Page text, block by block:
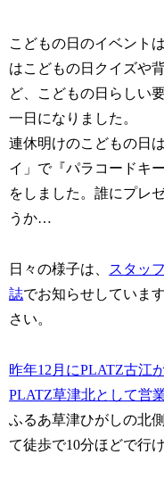
こどもの日のイベント
はこどもの日クイズや
ど、こどもの日らしい
一日になりました。
連休明けのこどもの日
イ」で『パラコードキ
をしました。誰にプレ
うか…
日々の様子は、
スタッ
誌でお知らせしていま
さい。
昨年12月にPLATZ古江
PLATZ草津北として営
ふるあ草津ひがしの北
て徒歩で10分ほどで行